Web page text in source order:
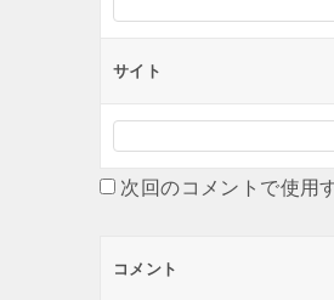
サイト
次回のコメントで使用
コメント